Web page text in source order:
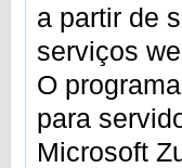
a partir de
serviços
O
para
Microsoft